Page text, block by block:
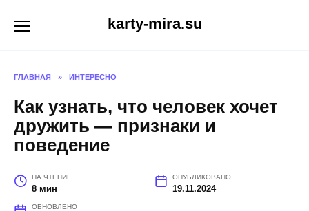
karty-mira.su
ГЛАВНАЯ » ИНТЕРЕСНО
Как узнать, что человек хочет
дружить — признаки и
поведение
НА ЧТЕНИЕ
8 мин
ОПУБЛИКОВАНО
19.11.2024
ОБНОВЛЕНО